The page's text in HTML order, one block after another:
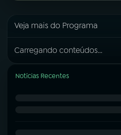
Veja mais do Programa
Carregando conteúdos...
Notícias Recentes